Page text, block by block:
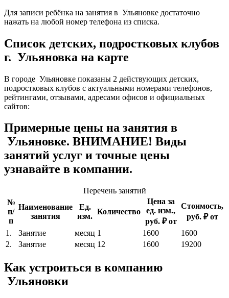
Для записи ребёнка на занятия в Ульяновке достаточно
нажать на любой номер телефона из списка.
Список детских, подростковых клубов
г. Ульяновка на карте
В городе Ульяновке показаны 2 действующих детских,
подростковых клубов с актуальными номерами телефонов,
рейтингами, отзывами, адресами офисов и официальных
сайтов:
Примерные цены на занятия в
Ульяновке. ВНИМАНИЕ! Виды
занятий услуг и точные цены
узнавайте в компании.
Перечень занятий
№
п/
п
Наименование
занятия
Ед.
изм.
Количество
Цена за
ед. изм.,
руб. ₽ от
Стоимость,
руб. ₽ от
1.
Занятие месяц 1 1600
1600
2.
Занятие месяц 12 1600 19200
Как устроиться в компанию
Ульяновки